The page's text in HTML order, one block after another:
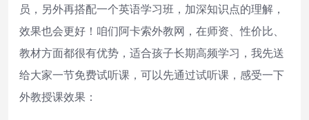
员，另外再搭配一个英语学习班，加深知识点的理解，
效果也会更好！咱们阿卡索外教网，在师资、性价比、
教材方面都很有优势，适合孩子长期高频学习，我先送
给大家一节免费试听课，可以先通过试听课，感受一下
外教授课效果：